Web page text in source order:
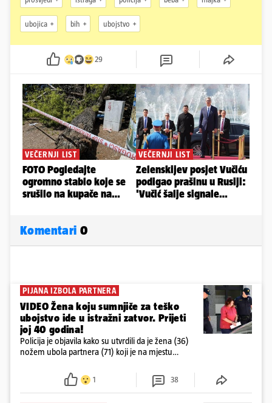
ubojica bih ubojstvo
29
Komentari 0
PIJANA IZBOLA PARTNERA
VIDEO Žena koju sumnjiče za teško
ubojstvo ide u istražni zatvor. Prijeti
joj 40 godina!
Policija je objavila kako su utvrdili da je žena (36)
nožem ubola partnera (71) koji je na mjestu
ispitali i poslali u istražni zatvor
1 38